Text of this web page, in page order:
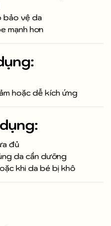
bảo vệ da
mạnh hơn
hoặc dễ kích ứng
đủ
da cần dưỡng
khi da bé bị khô